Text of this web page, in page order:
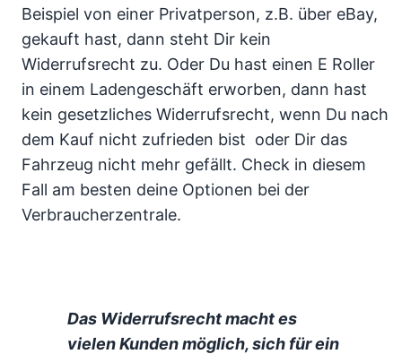
Beispiel von einer Privatperson, z.B. über eBay,
gekauft hast, dann steht Dir kein
Widerrufsrecht zu. Oder Du hast einen E Roller
in einem Ladengeschäft erworben, dann hast
kein gesetzliches Widerrufsrecht, wenn Du nach
dem Kauf nicht zufrieden bist oder Dir das
Fahrzeug nicht mehr gefällt. Check in diesem
Fall am besten deine Optionen bei der
Verbraucherzentrale.
Das Widerrufsrecht macht es
vielen Kunden möglich, sich für ein